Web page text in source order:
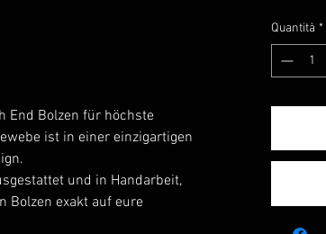
End Bolzen für höchste
ist in einer einzigartigen
und in Handarbeit,
Bolzen exakt auf eure
Quantità *